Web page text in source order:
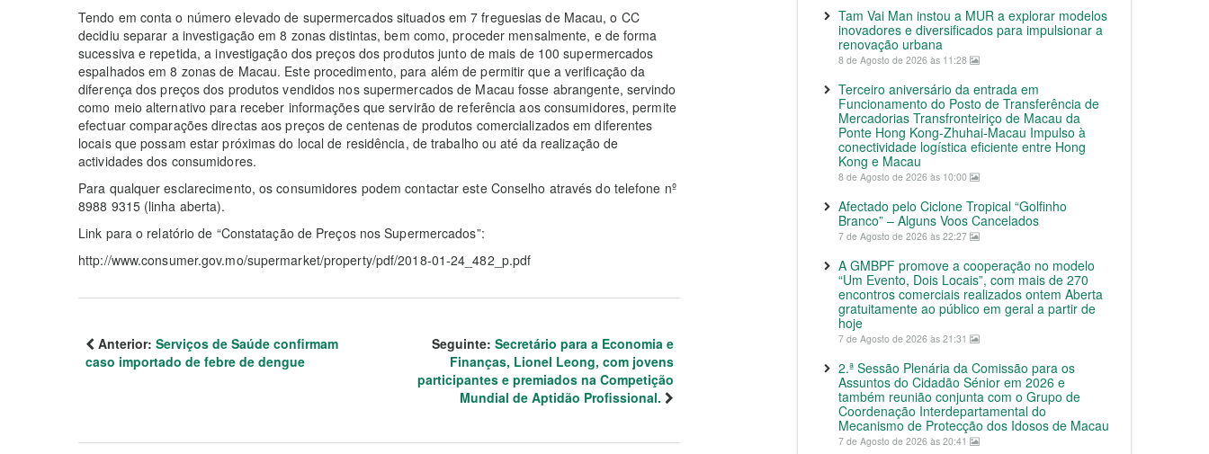
Tendo em conta o número elevado de supermercados situados em 7 freguesias de Macau, o CC
decidiu separar a investigação em 8 zonas distintas, bem como, proceder mensalmente, e de forma
sucessiva e repetida, a investigação dos preços dos produtos junto de mais de 100 supermercados
espalhados em 8 zonas de Macau. Este procedimento, para além de permitir que a verificação da
diferença dos preços dos produtos vendidos nos supermercados de Macau fosse abrangente, servindo
como meio alternativo para receber informações que servirão de referência aos consumidores, permite
efectuar comparações directas aos preços de centenas de produtos comercializados em diferentes
locais que possam estar próximas do local de residência, de trabalho ou até da realização de
actividades dos consumidores.
Para qualquer esclarecimento, os consumidores podem contactar este Conselho através do telefone nº
8988 9315 (linha aberta).
Link para o relatório de “Constatação de Preços nos Supermercados”:
http://www.consumer.gov.mo/supermarket/property/pdf/2018-01-24_482_p.pdf
Anterior: Serviços de Saúde confirmam
caso importado de febre de dengue
Seguinte: Secretário para a Economia e
Finanças, Lionel Leong, com jovens
participantes e premiados na Competição
Mundial de Aptidão Profissional.
Tam Vai Man instou a MUR a explorar modelos
inovadores e diversificados para impulsionar a
renovação urbana
8 de Agosto de 2026 às 11:28
Terceiro aniversário da entrada em
Funcionamento do Posto de Transferência de
Mercadorias Transfronteiriço de Macau da
Ponte Hong Kong-Zhuhai-Macau Impulso à
conectividade logística eficiente entre Hong
Kong e Macau
8 de Agosto de 2026 às 10:00
Afectado pelo Ciclone Tropical “Golfinho
Branco” – Alguns Voos Cancelados
7 de Agosto de 2026 às 22:27
A GMBPF promove a cooperação no modelo
“Um Evento, Dois Locais”, com mais de 270
encontros comerciais realizados ontem Aberta
gratuitamente ao público em geral a partir de
hoje
7 de Agosto de 2026 às 21:31
2.ª Sessão Plenária da Comissão para os
Assuntos do Cidadão Sénior em 2026 e
também reunião conjunta com o Grupo de
Coordenação Interdepartamental do
Mecanismo de Protecção dos Idosos de Macau
7 de Agosto de 2026 às 20:41